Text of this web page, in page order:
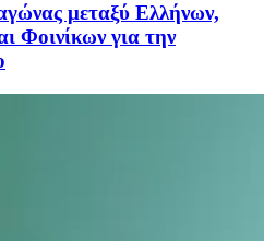
μεταξύ Ελλήνων,
Φοινίκων για την